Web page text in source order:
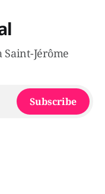
Jérôme
Subscribe